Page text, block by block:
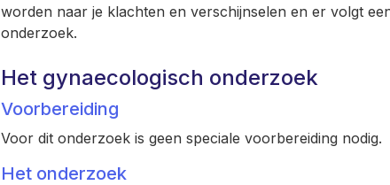
worden naar je klachten en verschijnselen en er volgt
onderzoek.
Het gynaecologisch onderzoek
Voorbereiding
Voor dit onderzoek is geen speciale voorbereiding nodig.
Het onderzoek